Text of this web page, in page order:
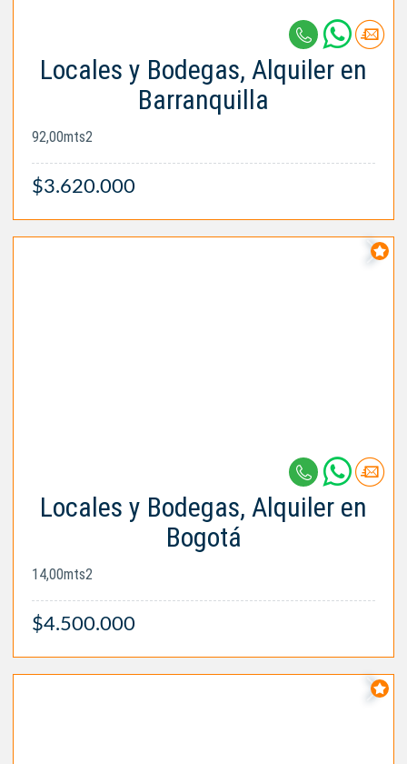
Locales y Bodegas, Alquiler en
Barranquilla
92,00mts2
$3.620.000
Locales y Bodegas, Alquiler en
Bogotá
14,00mts2
$4.500.000